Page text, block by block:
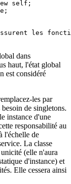
dans
haut, l'état global
est considéré
les par
de singletons.
instance d'une
responsabilité au
l'échelle de
La classe
(elle n'aura
d'instance) et
Elle cessera ainsi